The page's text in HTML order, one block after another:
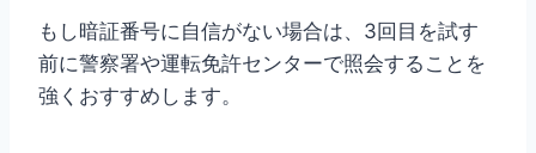
もし暗証番号に自信がない場合は、3回目を試す
前に警察署や運転免許センターで照会することを
強くおすすめします。